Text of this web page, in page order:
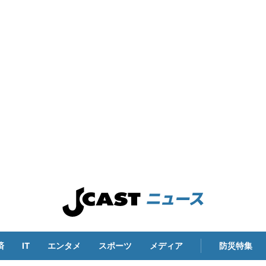
IT エンタメ スポーツ メディア 防災特集